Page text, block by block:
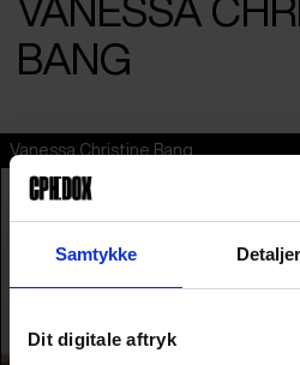
Samtykke Detaljer
Dit digitale aftryk
VANESSA
BANG
Vanessa Christine Bang